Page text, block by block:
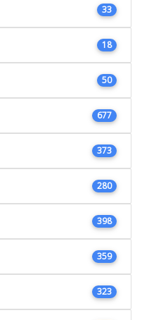
33
18
50
677
373
280
398
359
323